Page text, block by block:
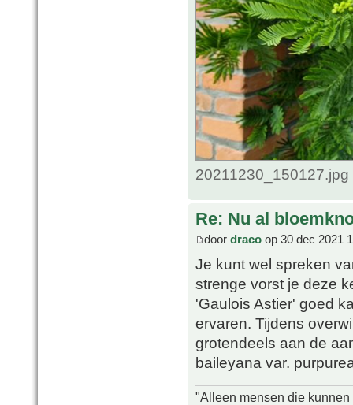
Re: Nu al
door draco op 30 dec 2021
Je kunt wel spreken
strenge vorst je deze
'Gaulois Astier' goed
ervaren. Tijdens
grotendeels aan de
baileyana var.
"Alleen mensen die